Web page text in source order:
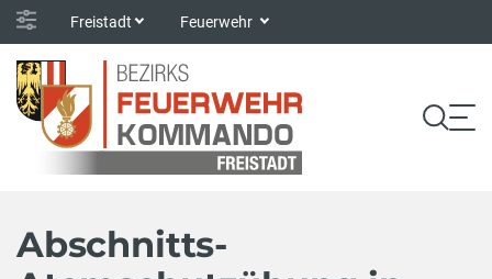
Freistadt Feuerwehr
Abschnitts-